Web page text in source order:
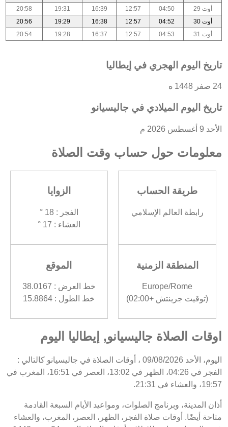
أوت 29
04:50
12:57
16:39
19:31
20:58
أوت 30
04:52
12:57
16:38
19:29
20:56
أوت 31
04:53
12:57
16:37
19:28
20:54
تاريخ اليوم الهجري في إيطاليا
24 صفر 1448 ه
تاريخ اليوم الميلادي في جاليسيانو
الأحد 9 أغسطس 2026 م
معلومات حول حساب وقت الصلاة
طريقة الحساب
رابطة العالم الإسلامي
الزوايا
الفجر : 18 °
العشاء : 17 °
المنطقة الزمنية
Europe/Rome
(توقيت جرينتش +02:00)
الموقع
خط العرض : 38.0167
خط الطول : 15.8864
اوقات الصلاة جاليسيانو, إيطاليا اليوم
اليوم، الأحد 09/08/2026 ، أوقات الصلاة في جاليسيانو كالتالي :
الفجر في 04:26، الظهر في 13:02، العصر في 16:51، المغرب في
19:57، والعشاء في 21:31.
أذان المدينة، وبرنامج الصلوات، ومواعيد الأيام السبعة القادمة
متاحة أيضًا. أوقات صلاة الفجر، الظهر، العصر، المغرب، والعشاء